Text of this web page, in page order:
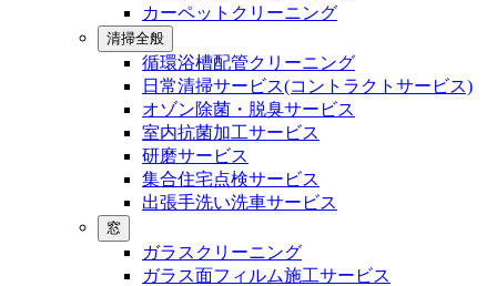
カーペットクリーニング
清掃全般
循環浴槽配管クリーニング
⽇常清掃サービス(コントラクトサービス)
オゾン除菌・脱臭サービス
室内抗菌加工サービス
研磨サービス
集合住宅点検サービス
出張⼿洗い洗⾞サービス
窓
ガラスクリーニング
ガラス⾯フィルム施⼯サービス